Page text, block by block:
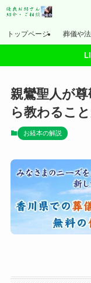
トップページ 葬儀や
親鸞聖人が
ら教わるこ
お経本の解説